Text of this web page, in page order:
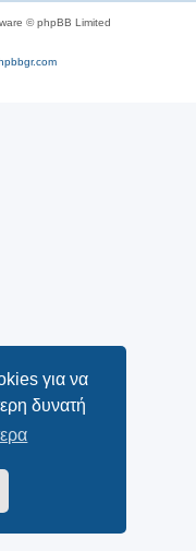
για να
δυνατή
© phpBB Limited